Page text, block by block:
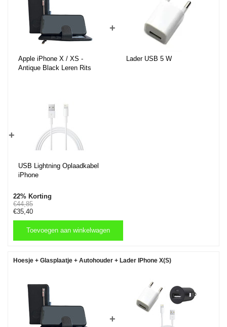
Apple iPhone X / XS -
Antique Black Leren Rits
Book Case - Flip Cover -
Boek - 360º beschermend
Telefoonhoesje
+
Lader USB 5 W
+
USB Lightning Oplaadkabel
iPhone
22% Korting
€44,85
€35,40
Toevoegen aan winkelwagen
Hoesje + Glasplaatje + Autohouder + Lader IPhone X(S)
+